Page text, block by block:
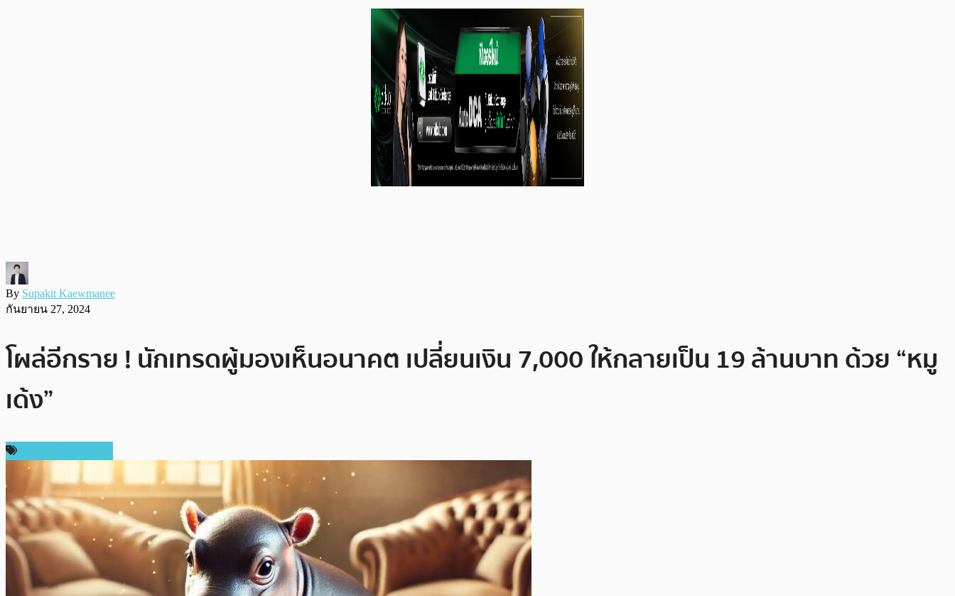
By Supakit Kaewmanee
กันยายน 27, 2024
โผล่อีกราย ! นักเทรดผู้มองเห็นอนาคต เปลี่ยนเงิน 7,000 ให้กลายเป็น 19 ล้านบาท ด้วย “หมู
เด้ง”